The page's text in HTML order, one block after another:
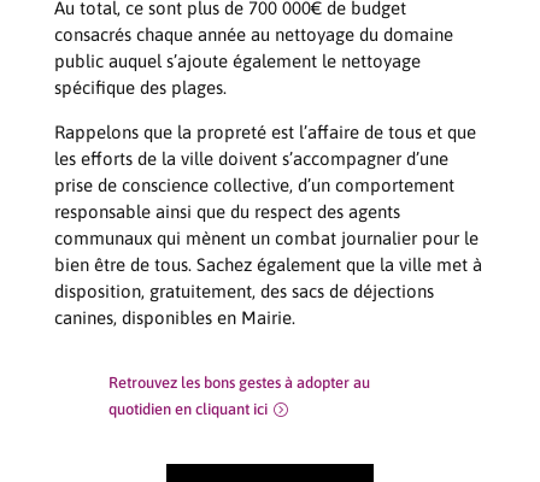
Au total, ce sont plus de 700 000€ de budget
consacrés chaque année au nettoyage du domaine
public auquel s’ajoute également le nettoyage
spécifique des plages.
Rappelons que la propreté est l’affaire de tous et que
les efforts de la ville doivent s’accompagner d’une
prise de conscience collective, d’un comportement
responsable ainsi que du respect des agents
communaux qui mènent un combat journalier pour le
bien être de tous. Sachez également que la ville met à
disposition, gratuitement, des sacs de déjections
canines, disponibles en Mairie.
Retrouvez les bons gestes à adopter au
quotidien en cliquant ici